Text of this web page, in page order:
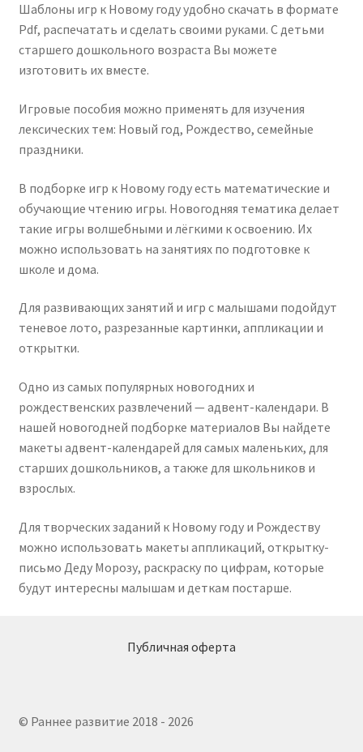
Шаблоны игр к Новому году удобно скачать в формате
Pdf, распечатать и сделать своими руками. С детьми
старшего дошкольного возраста Вы можете
изготовить их вместе.
Игровые пособия можно применять для изучения
лексических тем: Новый год, Рождество, семейные
праздники.
В подборке игр к Новому году есть математические и
обучающие чтению игры. Новогодняя тематика делает
такие игры волшебными и лёгкими к освоению. Их
можно использовать на занятиях по подготовке к
школе и дома.
Для развивающих занятий и игр с малышами подойдут
теневое лото, разрезанные картинки, аппликации и
открытки.
Одно из самых популярных новогодних и
рождественских развлечений — адвент-календари. В
нашей новогодней подборке материалов Вы найдете
макеты адвент-календарей для самых маленьких, для
старших дошкольников, а также для школьников и
взрослых.
Для творческих заданий к Новому году и Рождеству
можно использовать макеты аппликаций, открытку-
письмо Деду Морозу, раскраску по цифрам, которые
будут интересны малышам и деткам постарше.
Публичная оферта
© Раннее развитие 2018 - 2026